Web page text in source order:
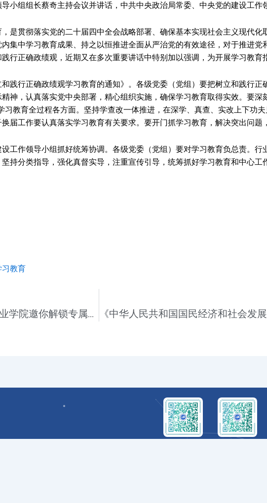
小组组长蔡奇主持会议并讲话，中共中央政治局常委、中央党的建设工作
贯彻落实党的二十届四中全会战略部署、确保基本实现社会主义现代化
集中学习教育成果、持之以恒推进全面从严治党的有效途径，对于推进
行正确政绩观，近期又在多次重要讲话中特别加以强调，为开展学习教育
行正确政绩观学习教育的通知》。各级党委（党组）要把树立和践行正
神，认真落实党中央部署，精心组织实施，确保学习教育取得实效。要深
教育全过程各方面。坚持学查改一体推进，在深学、真查、实改上下功
届工作要认真落实学习教育有关要求。要开门抓学习教育，解决突出问题
作领导小组抓好统筹协调。各级党委（党组）要对学习教育负总责。行
持分类指导，强化真督实导，注重宣传引导，统筹抓好学习教育和中心工
习教育
蚌交逐梦，青春启航！蚌埠城市轨道交通职业学院邀你解锁专属成长剧本